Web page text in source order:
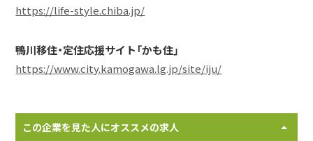
https://life-style.chiba.jp/
鴨川移住・定住応援サイト「かも住」
https://www.city.kamogawa.lg.jp/site/iju/
この企業を見た人にオススメの求人